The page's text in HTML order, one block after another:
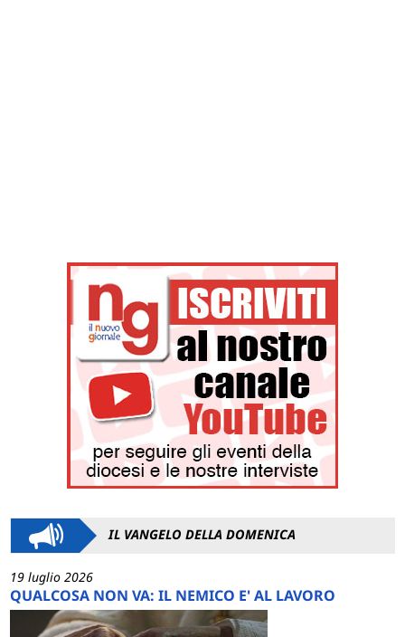
IL VANGELO DELLA DOMENICA
19 luglio 2026
QUALCOSA NON VA: IL NEMICO E' AL LAVORO